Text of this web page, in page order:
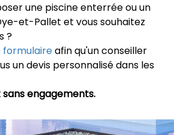
une piscine enterrée ou un
et-Pallet et vous souhaitez
?
formulaireafin qu'un conseiller
un devis personnalisé dans les
engagements.